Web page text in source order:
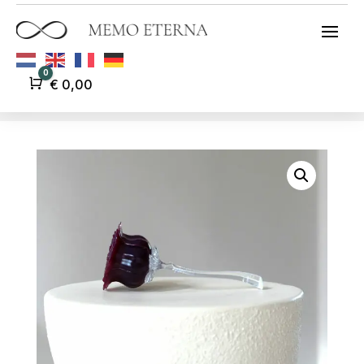
Winkelwagen
0
€ 0,00